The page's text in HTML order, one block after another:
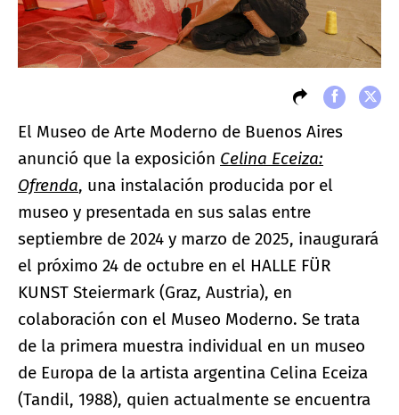
El Museo de Arte Moderno de Buenos Aires
anunció que la exposición Celina Eceiza:
Ofrenda, una instalación producida por el
museo y presentada en sus salas entre
septiembre de 2024 y marzo de 2025, inaugurará
el próximo 24 de octubre en el HALLE FÜR
KUNST Steiermark (Graz, Austria), en
colaboración con el Museo Moderno. Se trata
de la primera muestra individual en un museo
de Europa de la artista argentina Celina Eceiza
(Tandil, 1988), quien actualmente se encuentra